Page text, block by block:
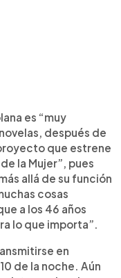
es “muy
después de
que estrene
la Mujer”, pues
allá de su función
cosas
a los 46 años
lo que importa”.
en
de la noche. Aún